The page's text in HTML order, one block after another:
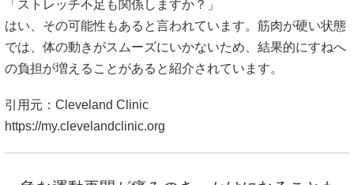
「ストレッチ不足も関係しますか？」
はい、その可能性もあると言われています。筋肉が硬い状態
では、体の動きがスムーズにいかないため、結果的にすねへ
の負担が増えることがあると紹介されています。
引用元：Cleveland Clinic
https://my.clevelandclinic.org